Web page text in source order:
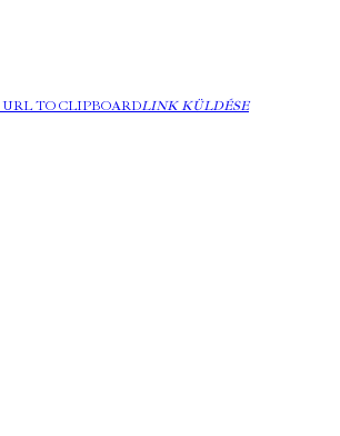
URL TO CLIPBOARDLINK KÜLDÉSE